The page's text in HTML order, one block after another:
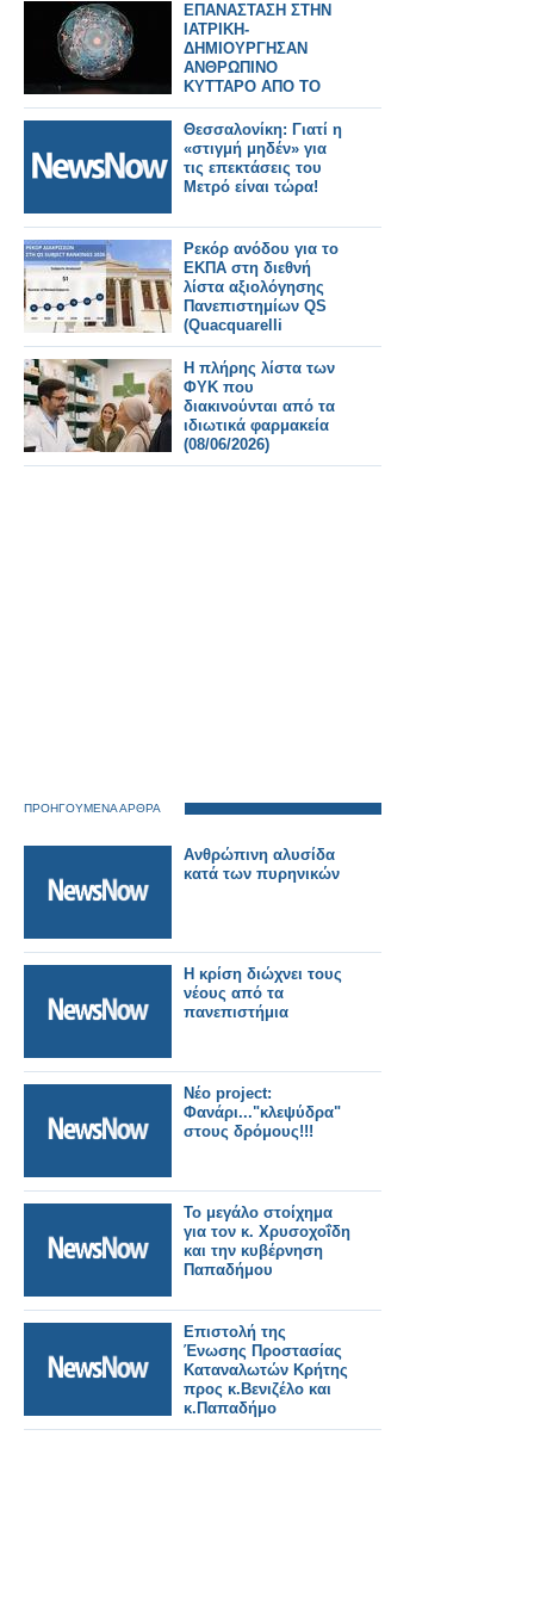
ΕΠΑΝΑΣΤΑΣΗ ΣΤΗΝ
ΙΑΤΡΙΚΗ-
ΔΗΜΙΟΥΡΓΗΣΑΝ
ΑΝΘΡΩΠΙΝΟ
ΚΥΤΤΑΡΟ ΑΠΟ ΤΟ
ΜΗΔΕΝ
Θεσσαλονίκη: Γιατί η
«στιγμή μηδέν» για
τις επεκτάσεις του
Μετρό είναι τώρα!
Ρεκόρ ανόδου για το
ΕΚΠΑ στη διεθνή
λίστα αξιολόγησης
Πανεπιστημίων QS
(Quacquarelli
Symonds)
Η πλήρης λίστα των
ΦΥΚ που
διακινούνται από τα
ιδιωτικά φαρμακεία
(08/06/2026)
ΠΡΟΗΓΟΥΜΕΝΑ ΑΡΘΡΑ
Ανθρώπινη αλυσίδα
κατά των πυρηνικών
Η κρίση διώχνει τους
νέους από τα
πανεπιστήμια
Νέο project:
Φανάρι..."κλεψύδρα"
στους δρόμους!!!
Το μεγάλο στοίχημα
για τον κ. Χρυσοχοΐδη
και την κυβέρνηση
Παπαδήμου
Επιστολή της
Ένωσης Προστασίας
Καταναλωτών Κρήτης
προς κ.Βενιζέλο και
κ.Παπαδήμο